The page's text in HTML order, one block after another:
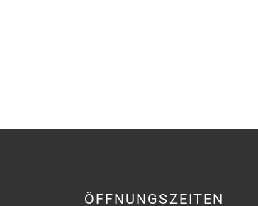
ÖFFNUNGSZEITEN